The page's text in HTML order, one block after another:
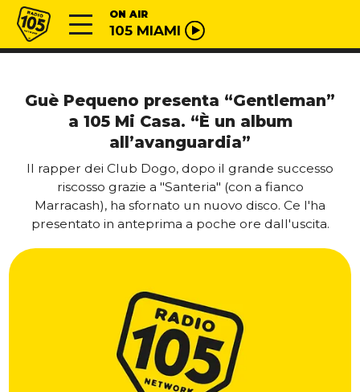
Vai al contenuto
Radio 105 ON AIR
105 MIAMI
Guè Pequeno presenta “Gentleman”
a 105 Mi Casa. “È un album
all’avanguardia”
Il rapper dei Club Dogo, dopo il grande successo
riscosso grazie a "Santeria" (con a fianco
Marracash), ha sfornato un nuovo disco. Ce l'ha
presentato in anteprima a poche ore dall'uscita.